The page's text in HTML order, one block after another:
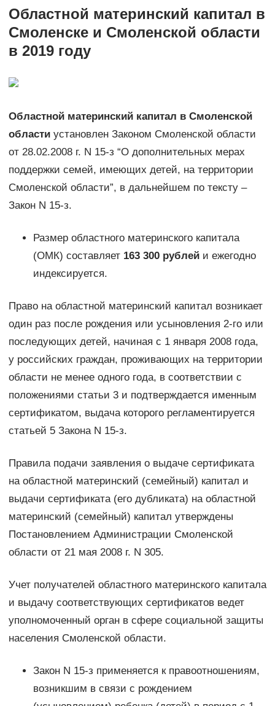
Областной материнский капитал в
Смоленске и Смоленской области
в 2019 году
Областной материнский капитал в Смоленской
областиустановлен Законом Смоленской области
от 28.02.2008 г. N 15-з “О дополнительных мерах
поддержки семей, имеющих детей, на территории
Смоленской области”, в дальнейшем по тексту –
Закон N 15-з.
Размер областного материнского капитала
(ОМК) составляет 163 300 рублейи ежегодно
индексируется.
Право на областной материнский капитал возникает
один раз после рождения или усыновления 2-го или
последующих детей, начиная с 1 января 2008 года,
у российских граждан, проживающих на территории
области не менее одного года, в соответствии с
положениями статьи 3 и подтверждается именным
сертификатом, выдача которого регламентируется
статьей 5 Закона N 15-з.
Правила подачи заявления о выдаче сертификата
на областной материнский (семейный) капитал и
выдачи сертификата (его дубликата) на областной
материнский (семейный) капитал утверждены
Постановлением Администрации Смоленской
области от 21 мая 2008 г. N 305.
Учет получателей областного материнского капитала
и выдачу соответствующих сертификатов ведет
уполномоченный орган в сфере социальной защиты
населения Смоленской области.
Закон N 15-з применяется к правоотношениям,
возникшим в связи с рождением